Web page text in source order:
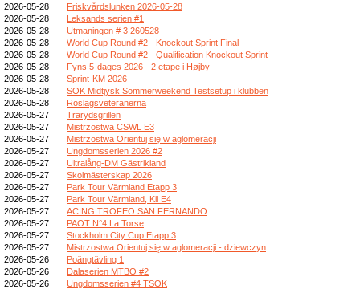
2026-05-28
Friskvårdslunken 2026-05-28
2026-05-28
Leksands serien #1
2026-05-28
Utmaningen # 3 260528
2026-05-28
World Cup Round #2 - Knockout Sprint Final
2026-05-28
World Cup Round #2 - Qualification Knockout Sprint
2026-05-28
Fyns 5-dages 2026 - 2 etape i Højby
2026-05-28
Sprint-KM 2026
2026-05-28
SOK Midtjysk Sommerweekend Testsetup i klubben
2026-05-28
Roslagsveteranerna
2026-05-27
Trarydsgrillen
2026-05-27
Mistrzostwa CSWL E3
2026-05-27
Mistrzostwa Orientuj się w aglomeracji
2026-05-27
Ungdomsserien 2026 #2
2026-05-27
Ultralång-DM Gästrikland
2026-05-27
Skolmästerskap 2026
2026-05-27
Park Tour Värmland Etapp 3
2026-05-27
Park Tour Värmland, Kil E4
2026-05-27
ACING TROFEO SAN FERNANDO
2026-05-27
PAOT N°4 La Torse
2026-05-27
Stockholm City Cup Etapp 3
2026-05-27
Mistrzostwa Orientuj się w aglomeracji - dziewczyn
2026-05-26
Poängtävling 1
2026-05-26
Dalaserien MTBO #2
2026-05-26
Ungdomsserien #4 TSOK